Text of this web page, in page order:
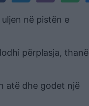
në pistën e
përplasja, thanë
atë dhe godet një